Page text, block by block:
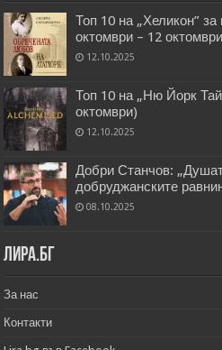
Топ 10 на „Хеликон”
октомври – 12
12.10.2025
Топ 10 на „Ню Йорк
октомври)
12.10.2025
Добри Станчов:
добруджанските
08.10.2025
Лира.бг
За нас
Контакти